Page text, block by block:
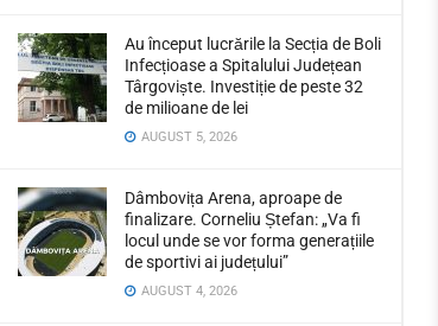
Au început lucrările la Secția de Boli
Infecțioase a Spitalului Județean
Târgoviște. Investiție de peste 32
de milioane de lei
AUGUST 5, 2026
Dâmbovița Arena, aproape de
finalizare. Corneliu Ștefan: „Va fi
locul unde se vor forma generațiile
de sportivi ai județului”
AUGUST 4, 2026